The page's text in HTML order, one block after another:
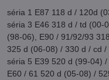
séria 1 E87 118 d / 120d
séria 3 E46 318 d / td (00-
(98-06), E90 / 91/92/93
325 d (06-08) / 330 d / cd
séria 5 E39 520 d (99-04)
E60 / 61 520 d (05-08) /